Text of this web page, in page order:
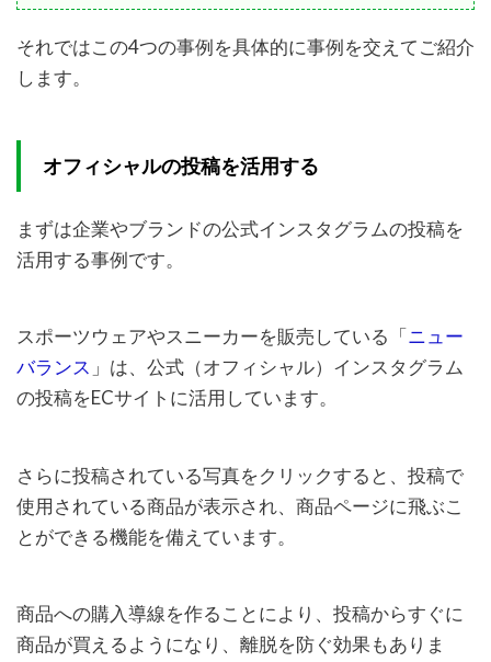
それではこの4つの事例を具体的に事例を交えてご紹介
します。
オフィシャルの投稿を活用する
まずは企業やブランドの公式インスタグラムの投稿を
活用する事例です。
スポーツウェアやスニーカーを販売している「ニュー
バランス 」は、公式（オフィシャル）インスタグラム
の投稿をECサイトに活用しています。
さらに投稿されている写真をクリックすると、投稿で
使用されている商品が表示され、商品ページに飛ぶこ
とができる機能を備えています。
商品への購入導線を作ることにより、投稿からすぐに
商品が買えるようになり、離脱を防ぐ効果もありま